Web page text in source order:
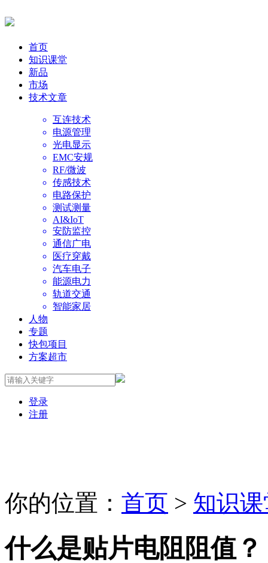
首页
知识课堂
新品
市场
技术文章
互连技术
电源管理
光电显示
EMC安规
RF/微波
传感技术
电路保护
测试测量
AI&IoT
安防监控
通信广电
医疗穿戴
汽车电子
能源电力
轨道交通
智能家居
人物
专题
快包项目
方案超市
登录
注册
你的位置： 首页 > 知识
什么是贴片电阻阻值？